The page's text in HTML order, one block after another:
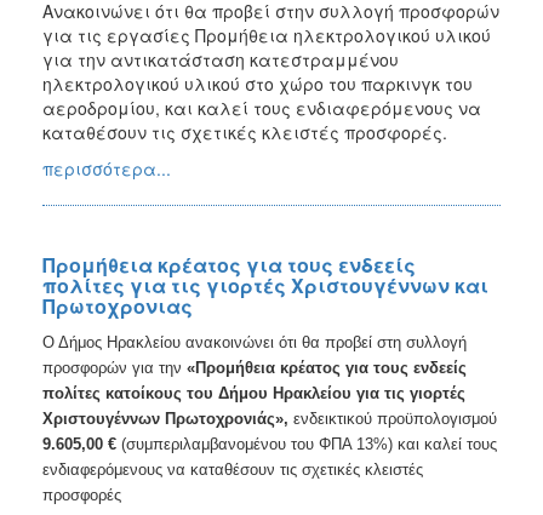
Ανακοινώνει ότι θα προβεί στην συλλογή προσφορών
για τις εργασίες Προμήθεια ηλεκτρολογικού υλικού
για την αντικατάσταση κατεστραμμένου
ηλεκτρολογικού υλικού στο χώρο του παρκινγκ του
αεροδρομίου, και καλεί τους ενδιαφερόμενους να
καταθέσουν τις σχετικές κλειστές προσφορές.
περισσότερα...
Προμήθεια κρέατος για τους ενδεείς
πολίτες για τις γιορτές Χριστουγέννων και
Πρωτοχρονιας
Ο Δήμος Ηρακλείου ανακοινώνει ότι θα προβεί στη συλλογή
προσφορών για την «Προμήθεια κρέατος για τους ενδεείς
πολίτες κατοίκους του Δήμου Ηρακλείου για τις γιορτές
Χριστουγέννων Πρωτοχρονιάς», ενδεικτικού προϋπολογισμού
9.605,00 € (συμπεριλαμβανομένου του ΦΠΑ 13%) και καλεί τους
ενδιαφερόμενους να καταθέσουν τις σχετικές κλειστές
προσφορές